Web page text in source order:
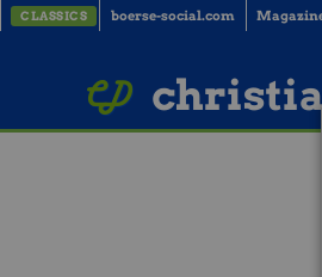
CLASSICS boerse-social.com